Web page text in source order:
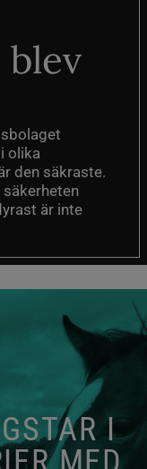
olika
den säkraste.
är inte
I
MED